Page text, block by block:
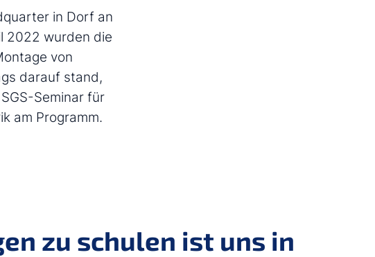
in Dorf an
2022 wurden die
von
darauf stand,
Seminar für
am Programm.
zu schulen ist uns in